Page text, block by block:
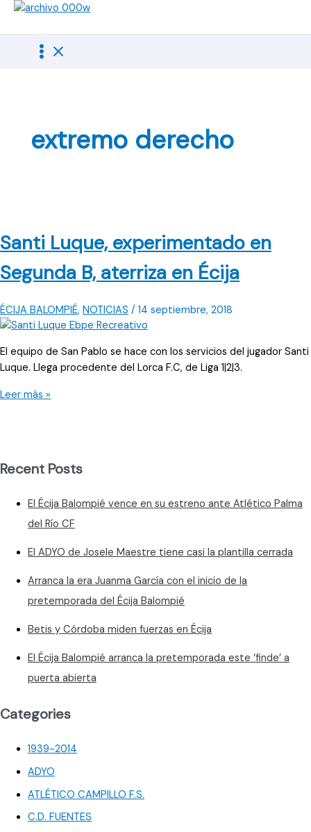
extremo derecho
Santi Luque, experimentado en
Segunda B, aterriza en Écija
ÉCIJA BALOMPIÉ, NOTICIAS / 14 septiembre, 2018
El equipo de San Pablo se hace con los servicios del jugador Santi
Luque. Llega procedente del Lorca F.C, de Liga 1|2|3.
Santi
B,
Leer más »
Recent Posts
El Écija Balompié vence en su estreno ante Atlético Palma
del Río CF
El ADYO de Josele Maestre tiene casi la plantilla cerrada
Arranca la era Juanma García con el inicio de la
pretemporada del Écija Balompié
Betis y Córdoba miden fuerzas en Écija
El Écija Balompié arranca la pretemporada este ‘finde’ a
puerta abierta
Categories
1939-2014
ADYO
ATLÉTICO CAMPILLO F.S.
C.D. FUENTES